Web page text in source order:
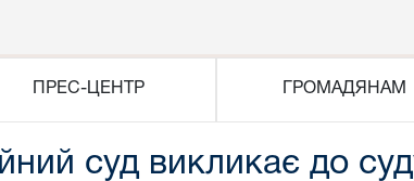
ПРЕС-ЦЕНТР ГРОМАДЯНАМ
суд викликає до